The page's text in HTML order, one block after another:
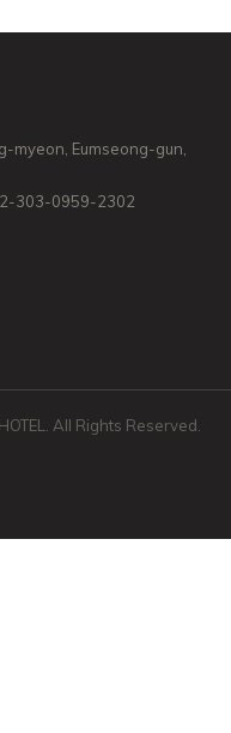
myeon, Eumseong-gun,
303-0959-2302
All Rights Reserved.